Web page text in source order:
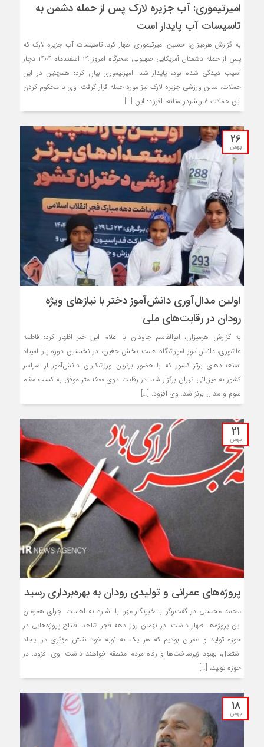
امیرتیموری: آب جزیره لارک پس از حمله دشمن به
تاسیسات آب پایدار است
به گزارش هرمیزان، حسین امیرتیموری اظهار کرد: تاسیسات آب جزیره لارک که
پس از حمله دشمنان آمریکایی صهیونی سحرگاه امروز ۲۹ اسفندماه ۱۴۰۴ دچار
آسیب دیدگی شده بود، پایدار شد. امیرتیموری بیان کرد: همچنین در این
حملات، سالن ورزشی جزیره لارک نیز مورد حمله قرار گرفت. وی با محکوم کردن
این حملات غیربشردوستانه، افزود: این […]
26
بهمن
اولین مدال‌آوری دانش‌آموز دختر با نیازهای ویژه
رودان در رقابت‌های ملی
به گزارش هرمیزان، ابوالقاسم جاودان با اعلام این خبر اظهار کرد: فاطمه
عاشوری، دانش‌آموز آموزشگاه همت بخش جغین، در نخستین دوره پاراالمپیاد
استعدادهای برتر کشور که با حضور برترین ورزشکاران دانش‌آموز از سراسر
کشور به میزبانی تهران برگزار شد، در رقابت دوی ۱۵۰۰ متر موفق به کسب مقام
سوم و مدال برنز شد. وی افزود: […]
21
بهمن
پروژه‌های عمرانی و تولیدی رودان به بهره‌برداری رسید
محمد محسنی در گفت‌وگو با خبرنگار مهر، با اشاره به اهمیت اجرای همزمان
این پروژه‌ها اظهار داشت: در نهمین روز دهه فجر شاهد افتتاح پروژه‌هایی در
حوزه تولید و عمران بودیم که هر یک به نوبه خود نقش مؤثری در ایجاد
اشتغال، بهبود زیرساخت‌ها و رفاه مردم منطقه خواهند داشت. وی افزود: در
حوزه تولید، […]
18
بهمن